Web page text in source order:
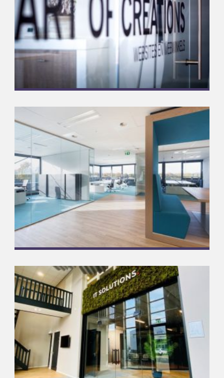
Meer informatie
Draw2Design
Complete glasoplossingen
Meer informatie
Aveco de Bondt
Complete glasoplossingen
Meer informatie